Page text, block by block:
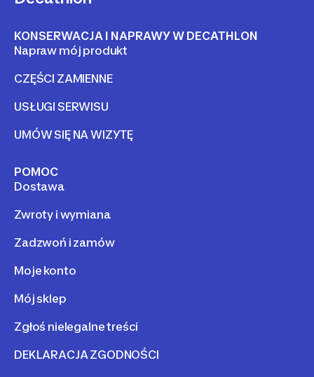
KONSERWACJA I NAPRAWY W DECATHLON
Napraw mój produkt
CZĘŚCI ZAMIENNE
USŁUGI SERWISU
UMÓW SIĘ NA WIZYTĘ
POMOC
Dostawa
Zwroty i wymiana
Zadzwoń i zamów
Moje konto
Mój sklep
Zgłoś nielegalne treści
DEKLARACJA ZGODNOŚCI